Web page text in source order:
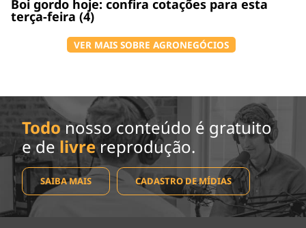
Boi gordo hoje: confira cotações para esta
terça-feira (4)
VER MAIS SOBRE AGRONEGÓCIOS
Todo nosso conteúdo é gratuito
e de livrereprodução.
SAIBA MAIS CADASTRO DE MÍDIAS